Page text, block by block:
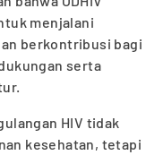
menjalani
berkontribusi bagi
serta
HIV tidak
kesehatan, tetapi